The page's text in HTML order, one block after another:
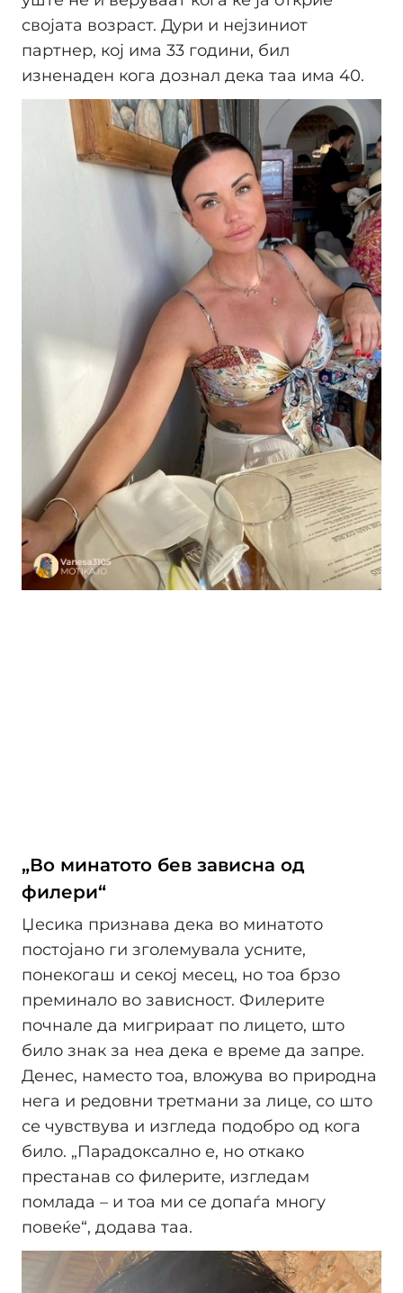
својата возраст. Дури и нејзиниот
партнер, кој има 33 години, бил
изненаден кога дознал дека таа има 40.
„Во минатото бев зависна од
филери“
Џесика признава дека во минатото
постојано ги зголемувала усните,
понекогаш и секој месец, но тоа брзо
преминало во зависност. Филерите
почнале да мигрираат по лицето, што
било знак за неа дека е време да запре.
Денес, наместо тоа, вложува во природна
нега и редовни третмани за лице, со што
се чувствува и изгледа подобро од кога
било. „Парадоксално е, но откако
престанав со филерите, изгледам
помлада – и тоа ми се допаѓа многу
повеќе“, додава таа.